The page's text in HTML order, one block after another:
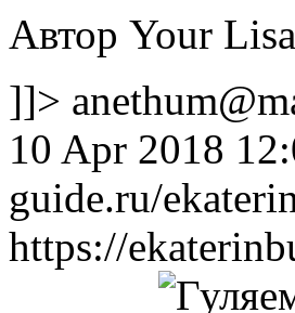
Автор Your Lisa
]]>
10 Apr 2018
guide.ru/
https://